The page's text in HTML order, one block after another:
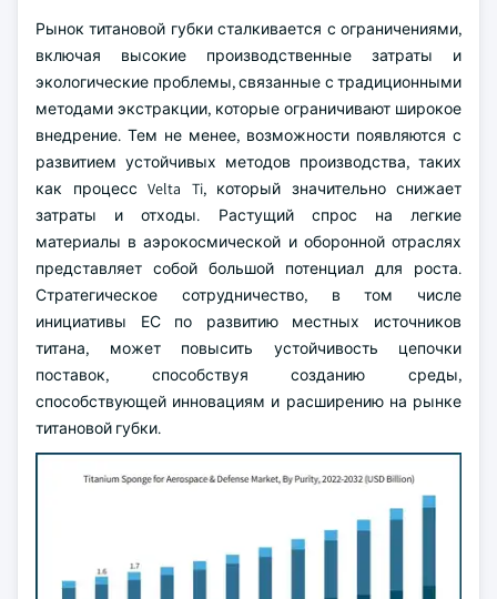
Рынок титановой губки сталкивается с ограничениями,
включая высокие производственные затраты и
экологические проблемы, связанные с традиционными
методами экстракции, которые ограничивают широкое
внедрение. Тем не менее, возможности появляются с
развитием устойчивых методов производства, таких
как процесс Velta Ti, который значительно снижает
затраты и отходы. Растущий спрос на легкие
материалы в аэрокосмической и оборонной отраслях
представляет собой большой потенциал для роста.
Стратегическое сотрудничество, в том числе
инициативы ЕС по развитию местных источников
титана, может повысить устойчивость цепочки
поставок, способствуя созданию среды,
способствующей инновациям и расширению на рынке
титановой губки.